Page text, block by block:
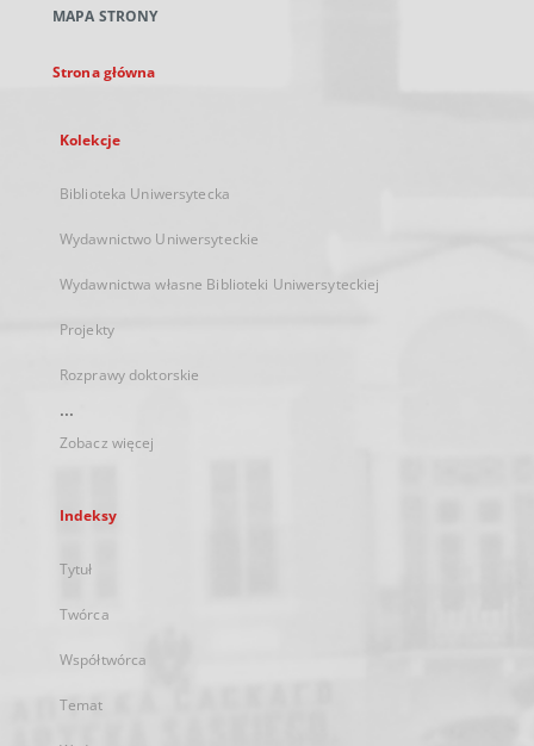
karcie
MAPA STRONY
Strona główna
Kolekcje
Biblioteka Uniwersytecka
Wydawnictwo Uniwersyteckie
Wydawnictwa własne Biblioteki Uniwersyteckiej
Projekty
Rozprawy doktorskie
...
Zobacz więcej
Indeksy
Tytuł
Twórca
Współtwórca
Temat